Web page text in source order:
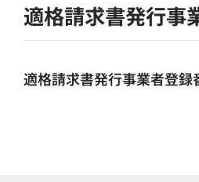
適格請求書発行事
適格請求書発行事業者登録